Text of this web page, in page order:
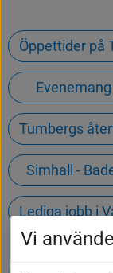
Öppettider på
Evenemang
Tumbergs
Simhall -
Lediga jobb i
Vi